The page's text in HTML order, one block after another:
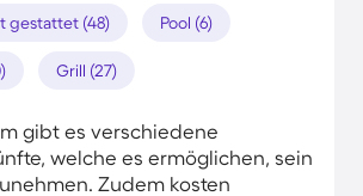
gestattet (48) Pool (6)
Grill (27)
gibt es verschiedene
welche es ermöglichen, sein
Zudem kosten